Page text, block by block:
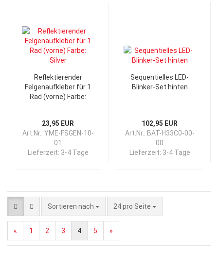
Reflektierender
Felgenaufkleber für 1
Rad (vorne) Farbe:
23,95 EUR
Art.Nr.: YME-FSGEN-10-
01
Lieferzeit: 3-4 Tage
Sequentielles LED-
Blinker-Set hinten
102,95 EUR
Art.Nr.: BAT-H33C0-00-
00
Lieferzeit: 3-4 Tage
Sortieren nach 24 pro Seite
« 1 2 3 4 5 »